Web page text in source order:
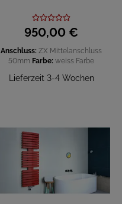
950,00 €
Anschluss: ZX Mittelanschluss
50mm Farbe: weiss Farbe
Lieferzeit 3-4 Wochen